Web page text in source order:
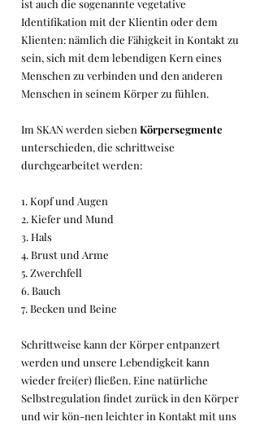
ist auch die sogenannte vegetative
Identifikation mit der Klientin oder dem
Klienten: nämlich die Fähigkeit in Kontakt zu
sein, sich mit dem lebendigen Kern eines
Menschen zu verbinden und den anderen
Menschen in seinem Körper zu fühlen.
Im SKAN werden sieben Körpersegmente
unterschieden, die schrittweise
durchgearbeitet werden:
1. Kopf und Augen
2. Kiefer und Mund
3. Hals
4. Brust und Arme
5. Zwerchfell
6. Bauch
7. Becken und Beine
Schrittweise kann der Körper entpanzert
werden und unsere Lebendigkeit kann
wieder frei(er) fließen. Eine natürliche
Selbstregulation findet zurück in den Körper
und wir kön-nen leichter in Kontakt mit uns